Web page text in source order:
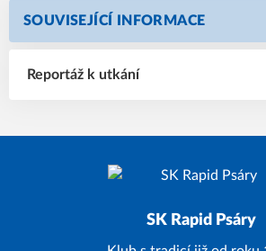
SOUVISEJÍCÍ INFORMACE
Reportáž k utkání
SK Rapid Psáry